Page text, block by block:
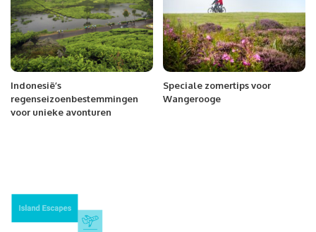
Indonesië’s
regenseizoenbestemmingen
voor unieke avonturen
Speciale zomertips voor
Wangerooge